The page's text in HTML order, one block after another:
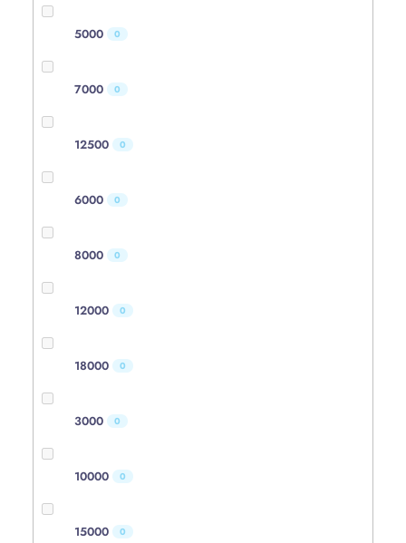
5000 0
7000 0
12500 0
6000 0
8000 0
12000 0
18000 0
3000 0
10000 0
15000 0